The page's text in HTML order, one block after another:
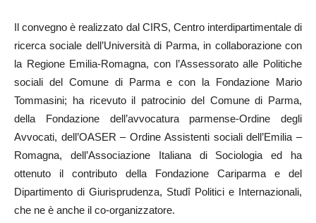
Il convegno è realizzato dal CIRS, Centro interdipartimentale di
ricerca sociale dell’Università di Parma, in collaborazione con
la Regione Emilia-Romagna, con l’Assessorato alle Politiche
sociali del Comune di Parma e con la Fondazione Mario
Tommasini; ha ricevuto il patrocinio del Comune di Parma,
della Fondazione dell’avvocatura parmense-Ordine degli
Avvocati, dell’OASER – Ordine Assistenti sociali dell’Emilia –
Romagna, dell’Associazione Italiana di Sociologia ed ha
ottenuto il contributo della Fondazione Cariparma e del
Dipartimento di Giurisprudenza, Studî Politici e Internazionali,
che ne è anche il co-organizzatore.